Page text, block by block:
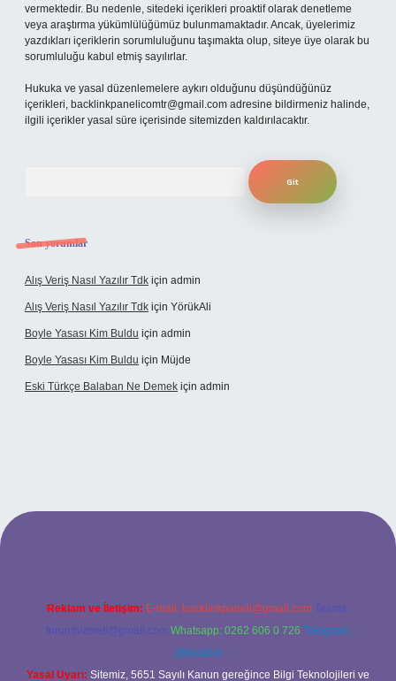
vermektedir. Bu nedenle, sitedeki içerikleri proaktif olarak denetleme
veya araştırma yükümlülüğümüz bulunmamaktadır. Ancak, üyelerimiz
yazdıkları içeriklerin sorumluluğunu taşımakta olup, siteye üye olarak bu
sorumluluğu kabul etmiş sayılırlar.
Hukuka ve yasal düzenlemelere aykırı olduğunu düşündüğünüz
içerikleri, backlinkpanelicomtr@gmail.com adresine bildirmeniz halinde,
ilgili içerikler yasal süre içerisinde sitemizden kaldırılacaktır.
Son yorumlar
Alış Veriş Nasıl Yazılır Tdk için admin
Alış Veriş Nasıl Yazılır Tdk için YörükAli
Boyle Yasası Kim Buldu için admin
Boyle Yasası Kim Buldu için Müjde
Eski Türkçe Balaban Ne Demek için admin
Reklam ve İletişim: E-mail: backlinkpaneli@gmail.com Teams:
forumhizmeti@gmail.com Whatsapp: 0262 606 0 726 Telegram:
@karabul
Yasal Uyarı: Sitemiz, 5651 Sayılı Kanun gereğince Bilgi Teknolojileri ve